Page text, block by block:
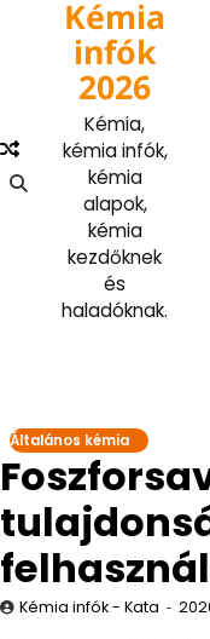
Kémia
infók
2026
Kémia,
kémia infók,
kémia
alapok,
kémia
kezdőknek
és
haladóknak.
Általános kémia
Kémia infók - Kata